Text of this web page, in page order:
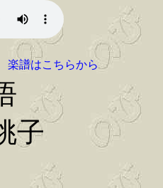
楽譜はこちらから
子